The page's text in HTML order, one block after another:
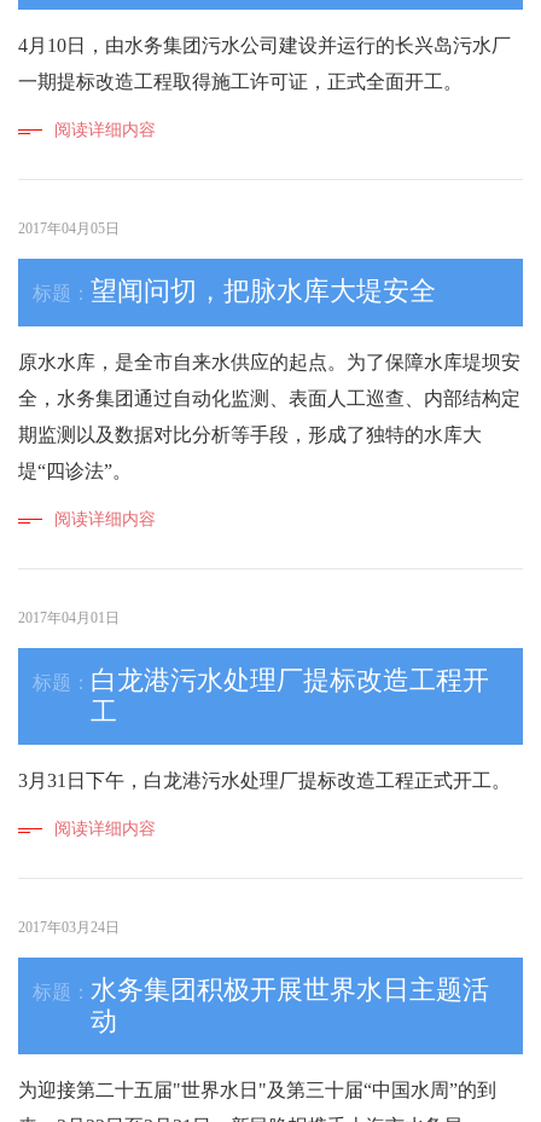
4月10日，由水务集团污水公司建设并运行的长兴岛污水厂
阅读详细内容
2017年04月05日
望闻问切，把脉水库大堤安全
原水水库，是全市自来水供应的起点。为了保障水库堤坝安
全，水务集团通过自动化监测、表面人工巡查、内部结构定
期监测以及数据对比分析等手段，形成了独特的水库大
堤“四诊法”。
阅读详细内容
2017年04月01日
白龙港污水处理厂提标改造工程开
工
3月31日下午，白龙港污水处理厂提标改造工程正式开工。
阅读详细内容
2017年03月24日
水务集团积极开展世界水日主题活
动
为迎接第二十五届"世界水日"及第三十届“中国水周”的到